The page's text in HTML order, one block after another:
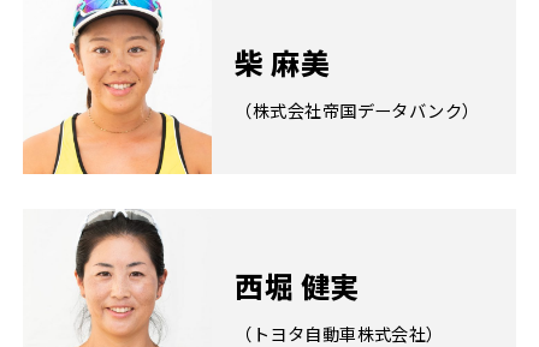
柴 麻美
（株式会社帝国データバンク）
西堀 健実
（トヨタ自動車株式会社）